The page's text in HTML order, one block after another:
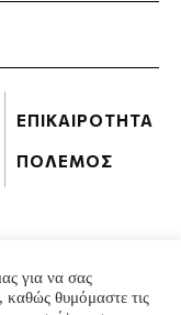
ΕΠΙΚΑΙΡΟΤΗΤΑ
ΠΟΛΕΜΟΣ
για να σας
καθώς θυμόμαστε τις